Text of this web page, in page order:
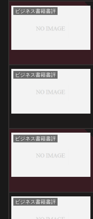
ビジネス書籍書評
ビジネス書籍書評
ビジネス書籍書評
ビジネス書籍書評